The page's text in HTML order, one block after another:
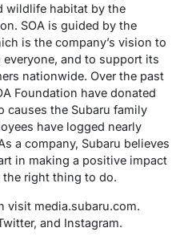
wildlife habitat by the
SOA is guided by the
is the company’s vision to
and to support its
nationwide. Over the past
Foundation have donated
causes the Subaru family
have logged nearly
a company, Subaru believes
in making a positive impact
right thing to do.
visit media.subaru.com.
and Instagram.